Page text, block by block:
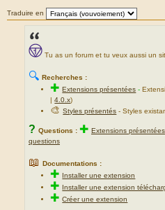
Traduire en
Tu as un forum et tu veux aussi un
🔍 Recherches :
✚Extensions présentées -
|4.0.x)
🎨Styles présentés - Styles
? Questions : ✚ Extensions présentées
questions
📖 Documentations :
✚ Installer une extension
✚ Installer une extension
✚Créer une extension